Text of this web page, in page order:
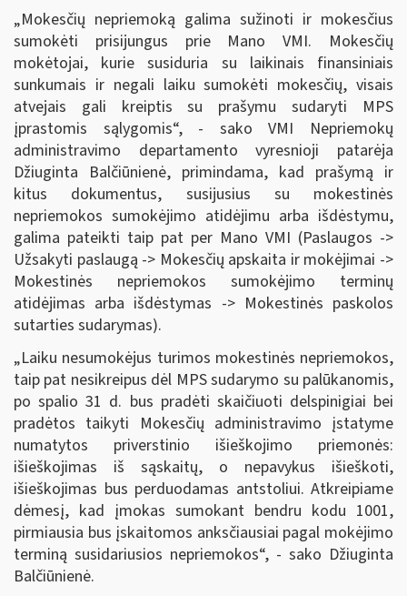
„Mokesčių nepriemoką galima sužinoti ir mokesčius
sumokėti prisijungus prie Mano VMI. Mokesčių
mokėtojai, kurie susiduria su laikinais finansiniais
sunkumais ir negali laiku sumokėti mokesčių, visais
atvejais gali kreiptis su prašymu sudaryti MPS
įprastomis sąlygomis“, - sako VMI Nepriemokų
administravimo departamento vyresnioji patarėja
Džiuginta Balčiūnienė, primindama, kad prašymą ir
kitus dokumentus, susijusius su mokestinės
nepriemokos sumokėjimo atidėjimu arba išdėstymu,
galima pateikti taip pat per Mano VMI (Paslaugos ->
Užsakyti paslaugą -> Mokesčių apskaita ir mokėjimai ->
Mokestinės nepriemokos sumokėjimo terminų
atidėjimas arba išdėstymas -> Mokestinės paskolos
sutarties sudarymas).
„Laiku nesumokėjus turimos mokestinės nepriemokos,
taip pat nesikreipus dėl MPS sudarymo su palūkanomis,
po spalio 31 d. bus pradėti skaičiuoti delspinigiai bei
pradėtos taikyti Mokesčių administravimo įstatyme
numatytos priverstinio išieškojimo priemonės:
išieškojimas iš sąskaitų, o nepavykus išieškoti,
išieškojimas bus perduodamas antstoliui. Atkreipiame
dėmesį, kad įmokas sumokant bendru kodu 1001,
pirmiausia bus įskaitomos anksčiausiai pagal mokėjimo
terminą susidariusios nepriemokos“, - sako Džiuginta
Balčiūnienė.